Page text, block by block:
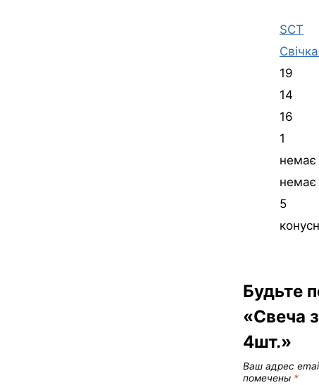
SCT
19
14
16
1
немає
немає
5
Будьте
«Свеча
4шт.»
Ваш адрес
помечены *